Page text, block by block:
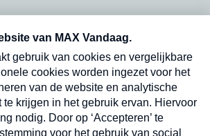
abonnement op onze
vrijdag- en dinsdagochtend in
Verzend